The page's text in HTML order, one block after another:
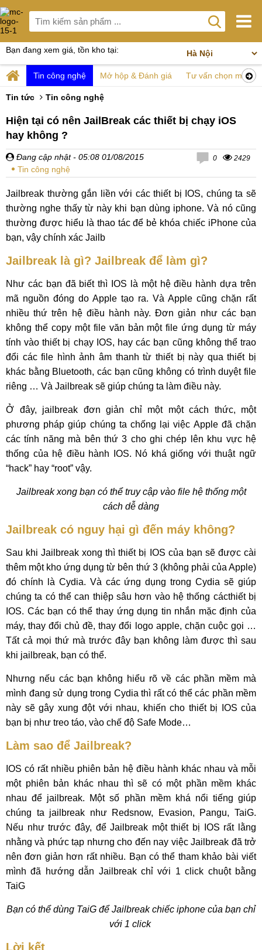
Bạn đang xem giá, tồn kho tại:
Tin công nghệ Mở hộp & Đánh giá Tư vấn chọn mua
Tin tức Tin công nghệ
Hiện tại có nên JailBreak các thiết bị chạy iOS
hay không ?
Đang cập nhật - 05:08 01/08/2015
Tin công nghệ
0 2429
Jailbreak thường gắn liền với các thiết bị IOS, chúng ta sẽ
thường nghe thấy từ này khi bạn dùng iphone. Và nó cũng
thường được hiểu là thao tác để bẻ khóa chiếc iPhone của
bạn, vậy chính xác Jailb
Jailbreak là gì? Jailbreak để làm gì?
Như các bạn đã biết thì IOS là một hệ điều hành dựa trên
mã nguồn đóng do Apple tạo ra. Và Apple cũng chặn rất
nhiều thứ trên hệ điều hành này. Đơn giản như các bạn
không thể copy một file văn bản một file ứng dụng từ máy
tính vào thiết bị chạy IOS, hay các bạn cũng không thể trao
đổi các file hình ảnh âm thanh từ thiết bị này qua thiết bị
khác bằng Bluetooth, các bạn cũng không có trình duyệt file
riêng … Và Jailbreak sẽ giúp chúng ta làm điều này.
Ở đây, jailbreak đơn giản chỉ một một cách thức, một
phương pháp giúp chúng ta chống lại việc Apple đã chặn
các tính năng mà bên thứ 3 cho ghi chép lên khu vực hệ
thống của hệ điều hành IOS. Nó khá giống với thuật ngữ
“hack” hay “root” vậy.
Jailbreak xong bạn có thể truy cập vào file hệ thống một
cách dễ dàng
Jailbreak có nguy hại gì đến máy không?
Sau khi Jailbreak xong thì thiết bị IOS của bạn sẽ được cài
thêm một kho ứng dụng từ bên thứ 3 (không phải của Apple)
đó chính là Cydia. Và các ứng dụng trong Cydia sẽ giúp
chúng ta có thể can thiệp sâu hơn vào hệ thống cácthiết bị
IOS. Các bạn có thể thay ứng dụng tin nhắn mặc định của
máy, thay đổi chủ đề, thay đổi logo apple, chặn cuộc gọi …
Tất cả mọi thứ mà trước đây bạn không làm được thì sau
khi jailbreak, bạn có thể.
Nhưng nếu các bạn không hiểu rõ về các phần mềm mà
mình đang sử dụng trong Cydia thì rất có thể các phần mềm
này sẽ gây xung đột với nhau, khiến cho thiết bị IOS của
bạn bị như treo táo, vào chế độ Safe Mode…
Làm sao để Jailbreak?
IOS có rất nhiều phiên bản hệ điều hành khác nhau và mỗi
một phiên bản khác nhau thì sẽ có một phần mềm khác
nhau để jailbreak. Một số phần mềm khá nổi tiếng giúp
chúng ta jailbreak như Redsnow, Evasion, Pangu, TaiG.
Nếu như trước đây, để Jailbreak một thiết bị IOS rất lằng
nhằng và phức tạp nhưng cho đến nay việc Jailbreak đã trở
nên đơn giản hơn rất nhiều. Bạn có thể tham khảo bài viết
mình đã hướng dẫn Jailbreak chỉ với 1 click chuột bằng
TaiG
Bạn có thể dùng TaiG để Jailbreak chiếc iphone của bạn chỉ
với 1 click
Lời kết